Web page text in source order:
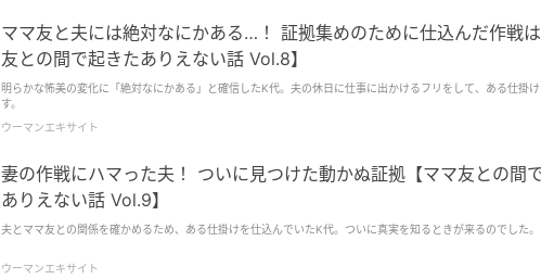
ママ友と夫には絶対なにかある…！ 証拠集めのために仕込んだ作戦
友との間で起きたありえない話 Vol.8】
明らかな怖美の変化に「絶対なにかある」と確信したK代。夫の休日に仕事に出かけるフリをして、ある仕掛
す。
ウーマンエキサイト
妻の作戦にハマった夫！ ついに見つけた動かぬ証拠【ママ友との間
ありえない話 Vol.9】
夫とママ友との関係を確かめるため、ある仕掛けを仕込んでいたK代。ついに真実を知るときが来るのでした。
ウーマンエキサイト